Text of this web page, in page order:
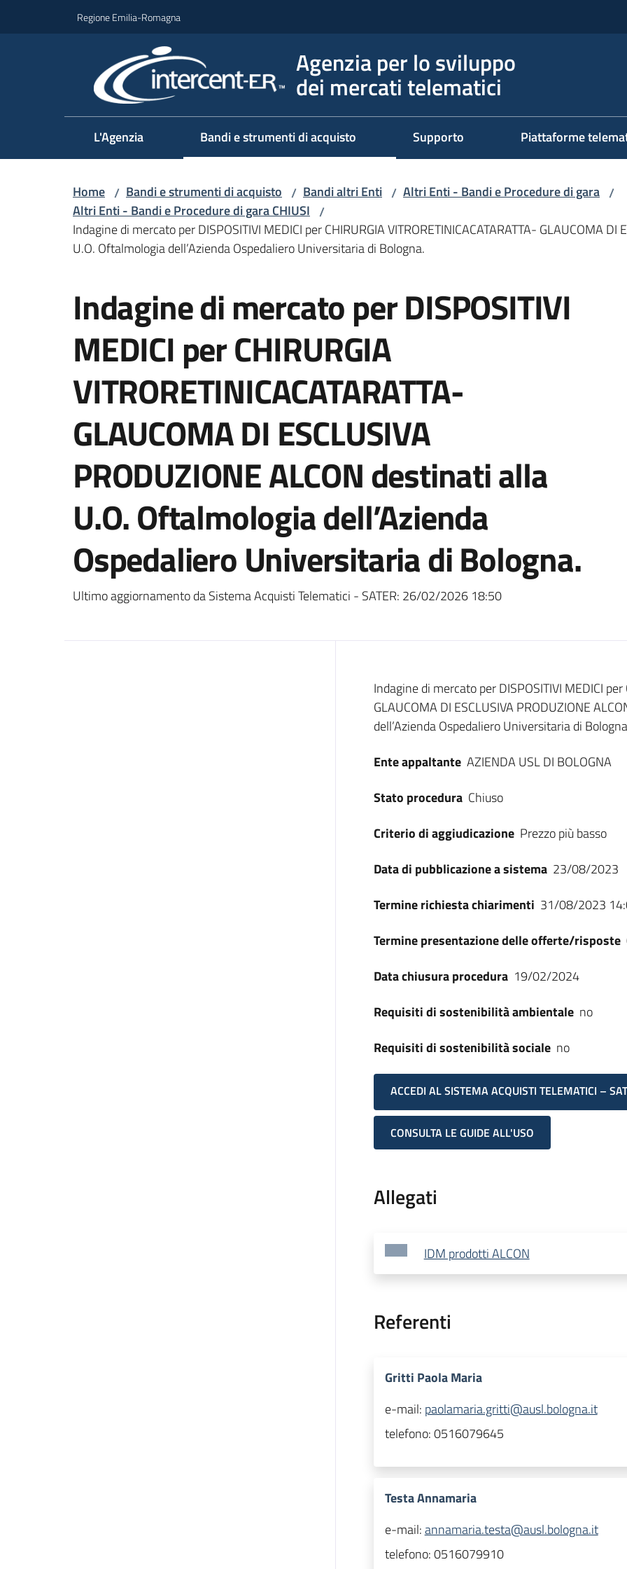
Regione Emilia-Romagna
Agenzia per lo sviluppo
dei mercati telematici
L'Agenzia Bandi e strumenti di acquisto Supporto Piattaforme
Home / Bandi e strumenti di acquisto / Bandi altri Enti / Altri Enti - Bandi e Procedure di gara /
Altri Enti - Bandi e Procedure di gara CHIUSI /
Indagine di mercato per DISPOSITIVI MEDICI per CHIRURGIA VITRORETINICACATARATTA- GLAUCOMA
U.O. Oftalmologia dell’Azienda Ospedaliero Universitaria di Bologna.
Indagine di mercato per DISPOSITIVI
MEDICI per CHIRURGIA
VITRORETINICACATARATTA-
GLAUCOMA DI ESCLUSIVA
PRODUZIONE ALCON destinati alla
U.O. Oftalmologia dell’Azienda
Ospedaliero Universitaria di Bologna.
Ultimo aggiornamento da Sistema Acquisti Telematici - SATER: 26/02/2026 18:50
Dati del bando
Indagine di mercato per DISPOSITIVI MEDICI per
GLAUCOMA DI ESCLUSIVA PRODUZIONE
dell’Azienda Ospedaliero Universitaria di
Ente appaltante AZIENDA USL DI BOLOGNA
Stato procedura Chiuso
Criterio di aggiudicazione Prezzo più basso
Data di pubblicazione a sistema 23/08/2023
Termine richiesta chiarimenti 31/08/2023
Termine presentazione delle offerte/risposte
Data chiusura procedura 19/02/2024
Requisiti di sostenibilità ambientale no
Requisiti di sostenibilità sociale no
ACCEDI AL SISTEMA ACQUISTI TELEMATICI –
CONSULTA LE GUIDE ALL'USO
Allegati
IDM prodotti ALCON
Referenti
Gritti Paola Maria
e-mail: paolamaria.gritti@ausl.bologna.it
telefono:0516079645
Testa Annamaria
e-mail:annamaria.testa@ausl.bologna.it
telefono:0516079910